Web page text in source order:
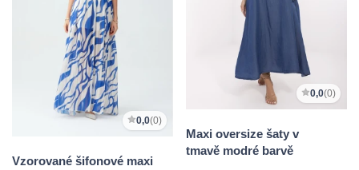
0,0(0)
Vzorované šifonové maxi
0,0(0)
Maxi oversize šaty v
tmavě modré barvě